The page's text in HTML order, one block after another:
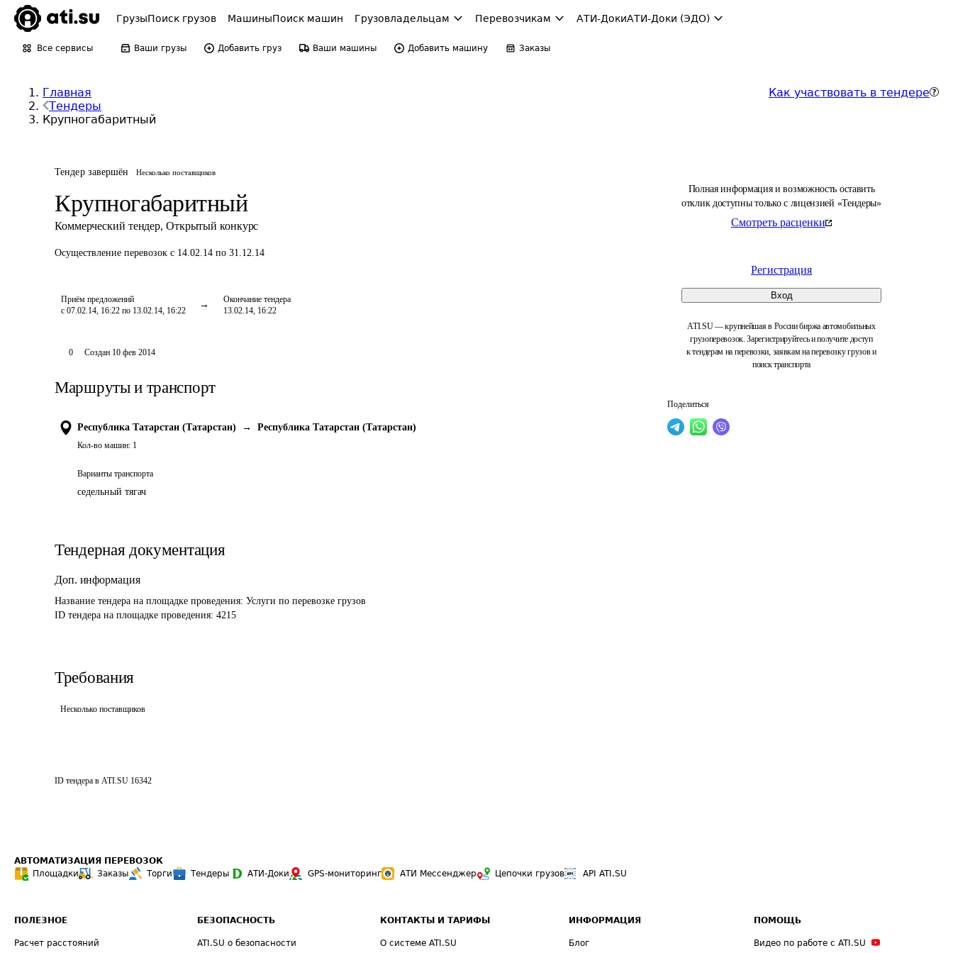
ГрузыПоиск грузов МашиныПоиск машин Грузовладельцам Перевозчикам АТИ-ДокиАТИ-Доки (ЭДО)
Все сервисы Ваши грузы Добавить груз Ваши машины Добавить машину Заказы
Главная
Тендеры
Крупногабаритный
Как участвовать в тендере
Тендер завершён Несколько поставщиков
Крупногабаритный
Коммерческий тендер, Открытый конкурс
Осуществление перевозок с 14.02.14 по 31.12.14
Приём предложений
с 07.02.14, 16:22 по 13.02.14, 16:22
Окончание тендера
13.02.14, 16:22
Полная информация и возможность оставить
отклик доступны только с лицензией «Тендеры»
Смотреть расценки
Регистрация
Вход
ATI.SU — крупнейшая в России биржа автомобильных
грузоперевозок. Зарегистрируйтесь и получите доступ
к тендерам на перевозки, заявкам на перевозку грузов и
поиск транспорта
Поделиться
0 Создан 10 фев 2014
Маршруты и транспорт
Республика Татарстан (Татарстан) → Республика Татарстан (Татарстан)
Кол-во машин: 1
Варианты транспорта
седельный тягач
Тендерная документация
Доп. информация
Название тендера на площадке проведения: Услуги по перевозке грузов
ID тендера на площадке проведения: 4215
Требования
Несколько поставщиков
ID тендера в ATI.SU 16342
АВТОМАТИЗАЦИЯ ПЕРЕВОЗОК
Площадки
Заказы Торги Тендеры АТИ-Доки GPS-мониторинг АТИ Мессенджер Цепочки грузов API ATI.SU
ПОЛЕЗНОЕ
Расчет расстояний
БЕЗОПАСНОСТЬ
ATI.SU о безопасности
КОНТАКТЫ И ТАРИФЫ
О системе ATI.SU
ИНФОРМАЦИЯ
Блог
ПОМОЩЬ
Видео по работе с ATI.SU